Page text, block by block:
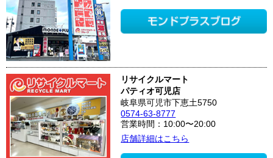
リサイクルマート
パティオ可児店
岐阜県可児市下恵土5750
0574-63-8777
営業時間：10:00〜20:00
店舗詳細はこちら